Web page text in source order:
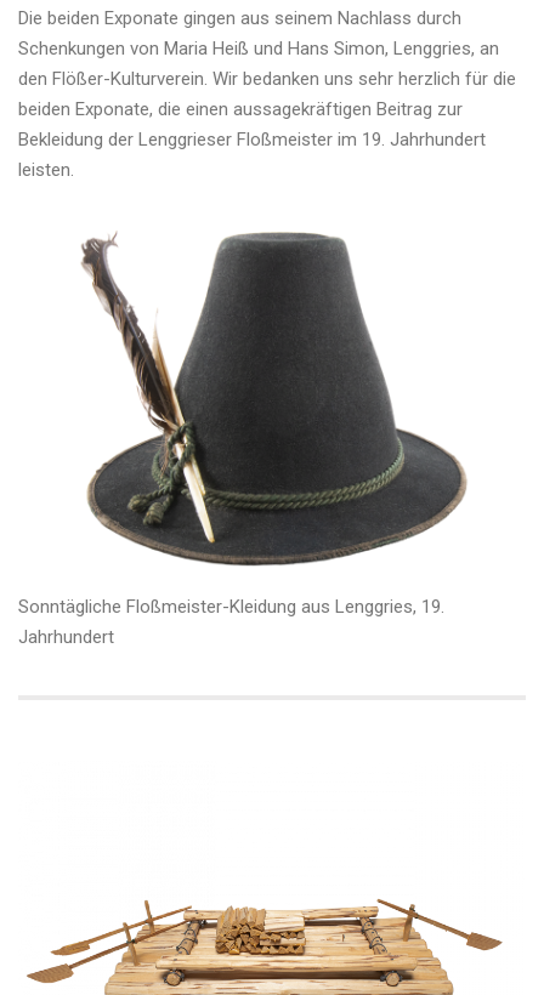
19.Jahrhundert
Die beiden Exponate gingen aus seinem Nachlass durch
Schenkungen von Maria Heiß und Hans Simon, Lenggries, an
den Flößer-Kulturverein. Wir bedanken uns sehr herzlich für die
beiden Exponate, die einen aussagekräftigen Beitrag zur
Bekleidung der Lenggrieser Floßmeister im 19. Jahrhundert
leisten.
Sonntägliche Floßmeister-Kleidung aus Lenggries, 19.
Jahrhundert